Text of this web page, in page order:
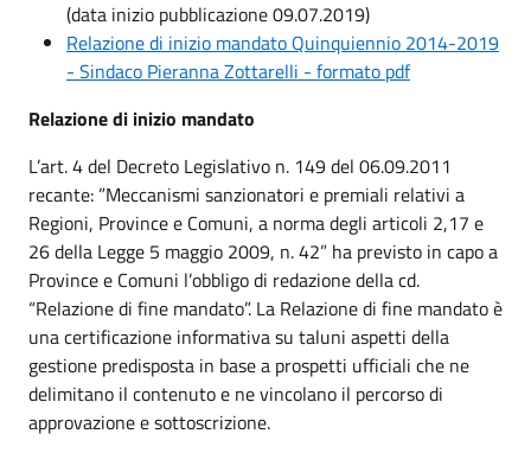
(data inizio pubblicazione 09.07.2019)
Relazione di inizio mandato Quinquiennio 2014-2019
- Sindaco Pieranna Zottarelli - formato pdf
Relazione di inizio mandato
L’art. 4 del Decreto Legislativo n. 149 del 06.09.2011
recante: ”Meccanismi sanzionatori e premiali relativi a
Regioni, Province e Comuni, a norma degli articoli 2,17 e
26 della Legge 5 maggio 2009, n. 42” ha previsto in capo a
Province e Comuni l’obbligo di redazione della cd.
“Relazione di fine mandato”. La Relazione di fine mandato è
una certificazione informativa su taluni aspetti della
gestione predisposta in base a prospetti ufficiali che ne
delimitano il contenuto e ne vincolano il percorso di
approvazione e sottoscrizione.